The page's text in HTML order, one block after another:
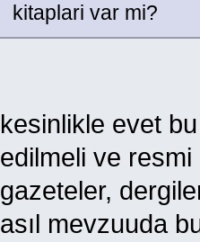
kitaplari var mi?
kesinlikle evet
edilmeli ve
gazeteler,
asıl mevzuuda